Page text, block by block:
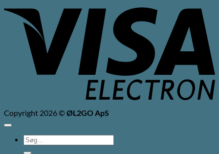
Copyright 2026 ©ØL2GO ApS
Søg
efter: